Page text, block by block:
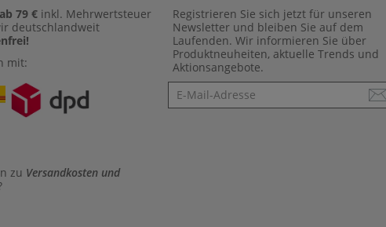
ab 79 € inkl. Mehrwertsteuer
deutschlandweit
mit:
zu Versandkosten und
Registrieren Sie sich jetzt für unseren
Newsletter und bleiben Sie auf dem
Laufenden. Wir informieren Sie über
Produktneuheiten, aktuelle Trends und
Aktionsangebote.
Newsletter